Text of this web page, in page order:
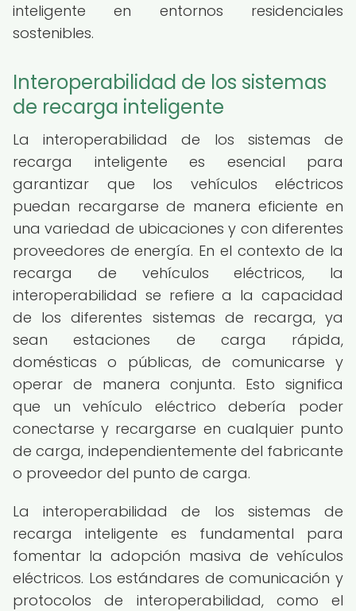
inteligente en entornos residenciales
sostenibles.
Interoperabilidad de los sistemas
de recarga inteligente
La interoperabilidad de los sistemas de
recarga inteligente es esencial para
garantizar que los vehículos eléctricos
puedan recargarse de manera eficiente en
una variedad de ubicaciones y con diferentes
proveedores de energía. En el contexto de la
recarga de vehículos eléctricos, la
interoperabilidad se refiere a la capacidad
de los diferentes sistemas de recarga, ya
sean estaciones de carga rápida,
domésticas o públicas, de comunicarse y
operar de manera conjunta. Esto significa
que un vehículo eléctrico debería poder
conectarse y recargarse en cualquier punto
de carga, independientemente del fabricante
o proveedor del punto de carga.
La interoperabilidad de los sistemas de
recarga inteligente es fundamental para
fomentar la adopción masiva de vehículos
eléctricos. Los estándares de comunicación y
protocolos de interoperabilidad, como el